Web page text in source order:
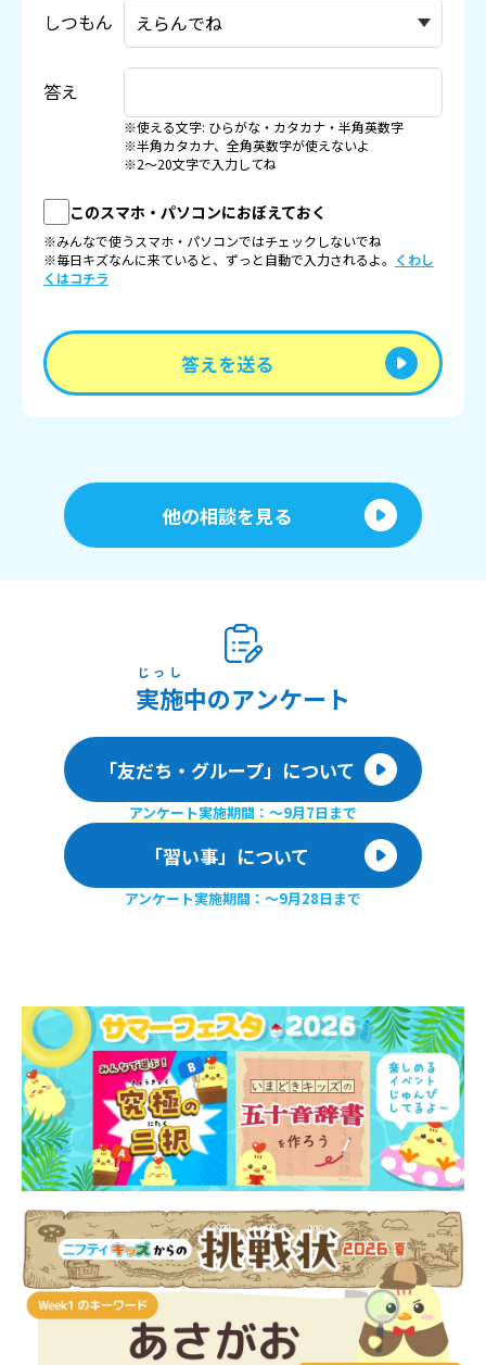
しつもん
答え
※使える文字: ひらがな・カタカナ・半角英数字
※半角カタカナ、全角英数字が使えないよ
※2〜20文字で入力してね
このスマホ・パソコンにおぼえておく
※みんなで使うスマホ・パソコンではチェックしないでね
※毎日キズなんに来ていると、ずっと自動で入力されるよ。 くわし
くはコチラ
答えを送る
他の相談を見る
実施
じっし
中のアンケート
「友だち・グループ」について
アンケート実施期間：〜9月7日まで
「習い事」について
アンケート実施期間：〜9月28日まで